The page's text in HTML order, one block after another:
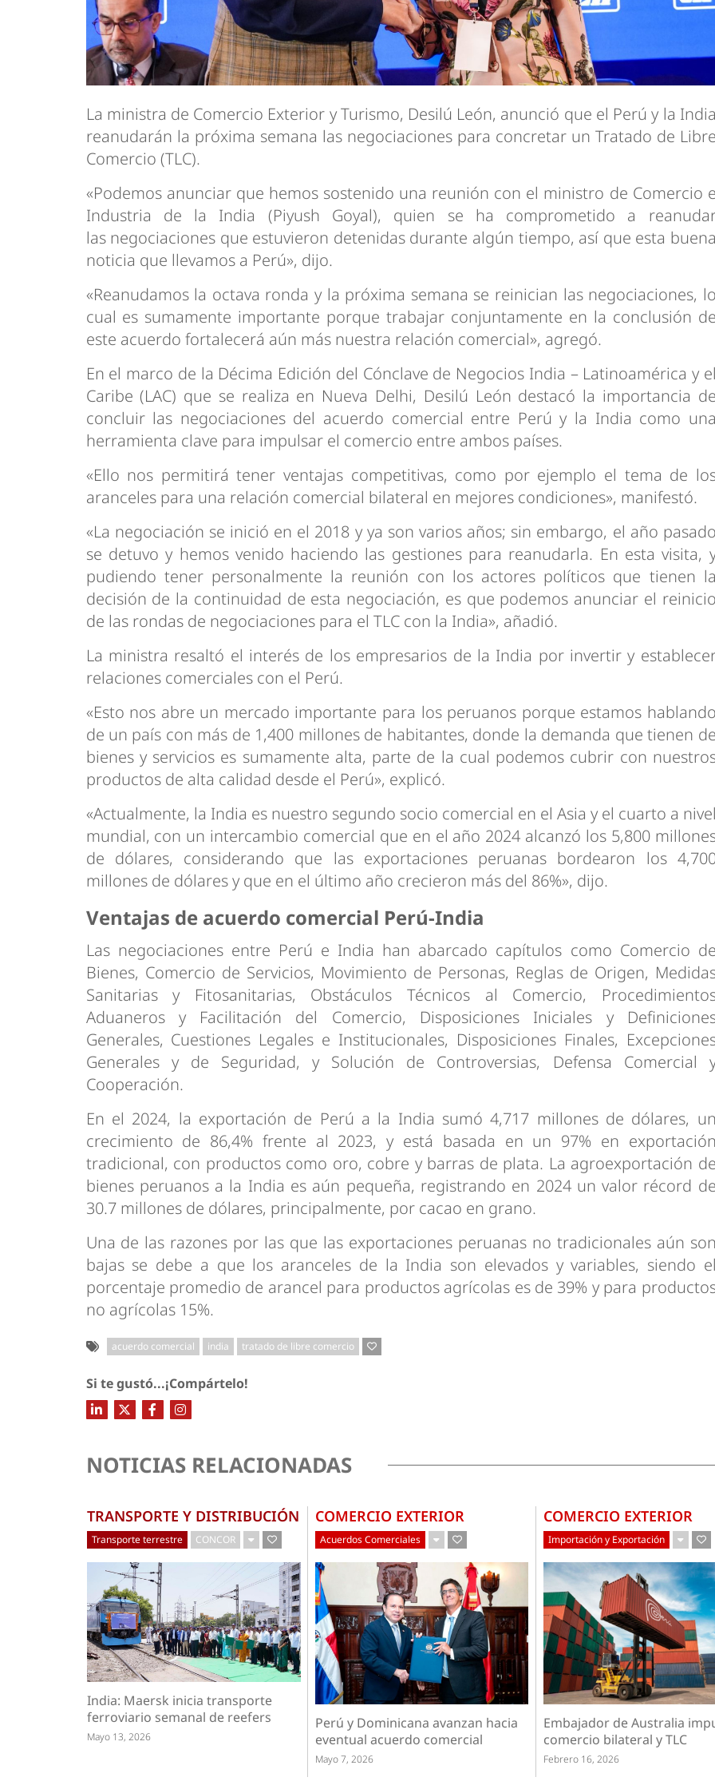
La ministra de Comercio Exterior y Turismo, Desilú León, anunció que el Perú y la India
reanudarán la próxima semana las negociaciones para concretar un Tratado de Libre
Comercio (TLC).
«Podemos anunciar que hemos sostenido una reunión con el ministro de Comercio e
Industria de la India (Piyush Goyal), quien se ha comprometido a
las negociaciones que estuvieron detenidas durante algún tiempo, así que esta buena
noticia que llevamos a Perú», dijo.
«Reanudamos la octava ronda y la próxima semana se reinician las negociaciones, lo
cual es sumamente importante porque trabajar conjuntamente en la conclusión de
este acuerdo fortalecerá aún más nuestra relación comercial», agregó.
En el marco de la Décima Edición del Cónclave de Negocios India – Latinoamérica y el
Caribe (LAC) que se realiza en Nueva Delhi, Desilú León destacó la importancia de
concluir las negociaciones del acuerdo comercial entre Perú y la India como una
herramienta clave para impulsar el comercio entre ambos países.
«Ello nos permitirá tener ventajas competitivas, como por ejemplo el tema de
aranceles para una relación comercial bilateral en mejores condiciones», manifestó.
«La negociación se inició en el 2018 y ya son varios años; sin embargo, el año pasado
se detuvo y hemos venido haciendo las gestiones para reanudarla. En esta visita,
pudiendo tener personalmente la reunión con los actores políticos que tienen la
decisión de la continuidad de esta negociación, es que podemos anunciar el reinicio
de las rondas de negociaciones para el TLC con la India», añadió.
La ministra resaltó el interés de los empresarios de la India por invertir y
relaciones comerciales con el Perú.
«Esto nos abre un mercado importante para los peruanos porque estamos hablando
de un país con más de 1,400 millones de habitantes, donde la demanda que tienen de
bienes y servicios es sumamente alta, parte de la cual podemos cubrir con
productos de alta calidad desde el Perú», explicó.
«Actualmente, la India es nuestro segundo socio comercial en el Asia y el cuarto a nivel
mundial, con un intercambio comercial que en el año 2024 alcanzó los 5,800
de dólares, considerando que las exportaciones peruanas bordearon los
millones de dólares y que en el último año crecieron más del 86%», dijo.
Ventajas de acuerdo comercial Perú-India
Las negociaciones entre Perú e India han abarcado capítulos como Comercio de
Bienes, Comercio de Servicios, Movimiento de Personas, Reglas de Origen,
Sanitarias y Fitosanitarias, Obstáculos Técnicos al Comercio,
Aduaneros y Facilitación del Comercio, Disposiciones Iniciales y
Generales, Cuestiones Legales e Institucionales, Disposiciones Finales,
Generales y de Seguridad, y Solución de Controversias, Defensa Comercial
Cooperación.
En el 2024, la exportación de Perú a la India sumó 4,717 millones de dólares, un
crecimiento de 86,4% frente al 2023, y está basada en un 97% en exportación
tradicional, con productos como oro, cobre y barras de plata. La agroexportación de
bienes peruanos a la India es aún pequeña, registrando en 2024 un valor récord de
30.7 millones de dólares, principalmente, por cacao en grano.
Una de las razones por las que las exportaciones peruanas no tradicionales aún son
bajas se debe a que los aranceles de la India son elevados y variables, siendo el
porcentaje promedio de arancel para productos agrícolas es de 39% y para
no agrícolas 15%.
acuerdo comercial india tratado de libre comercio
Si te gustó...¡Compártelo!
NOTICIAS RELACIONADAS
TRANSPORTE Y DISTRIBUCIÓN
Transporte terrestre CONCOR
India: Maersk inicia transporte
ferroviario semanal de reefers
Mayo 13, 2026
COMERCIO EXTERIOR
Acuerdos Comerciales
Perú y Dominicana avanzan hacia
eventual acuerdo comercial
Mayo 7, 2026
COMERCIO EXTERIOR
Importación y Exportación
Embajador de Australia
comercio bilateral y TLC
Febrero 16, 2026